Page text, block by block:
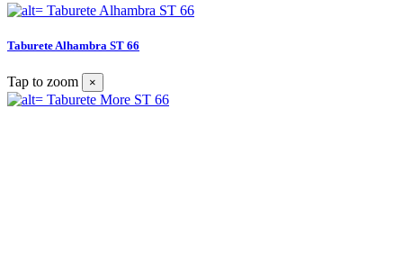
Taburete Alhambra ST 66
Tap to zoom ×